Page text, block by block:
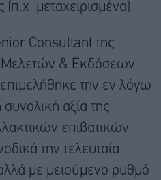
(π.χ. μεταχειρισμένα).
Consultant της
Μελετών & Εκδόσεων
την εν λόγω
συνολική αξία της
επιβατικών
την τελευταία
με μειούμενο ρυθμό